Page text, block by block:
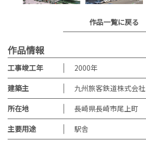
作品一覧に戻る
作品情報
工事竣工年 2000年
建築主
九州旅客鉄道株式会社
所在地
長崎県長崎市尾上町
主要用途
駅舎